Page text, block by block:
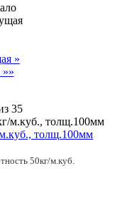
»
35
толщ.100мм
50кг/м.куб.